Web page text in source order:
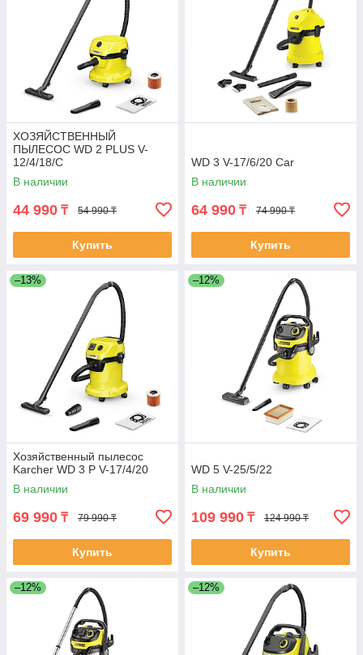
ХОЗЯЙСТВЕННЫЙ
ПЫЛЕСОС WD 2 PLUS V-
12/4/18/C
В наличии
44 990 ₸ 54 990 ₸
Купить
WD 3 V-17/6/20 Car
В наличии
64 990 ₸ 74 990 ₸
Купить
–13%
Хозяйственный пылесос
Karcher WD 3 P V-17/4/20
В наличии
69 990 ₸ 79 990 ₸
Купить
–12%
WD 5 V-25/5/22
В наличии
109 990 ₸ 124 990 ₸
Купить
–12% –12%